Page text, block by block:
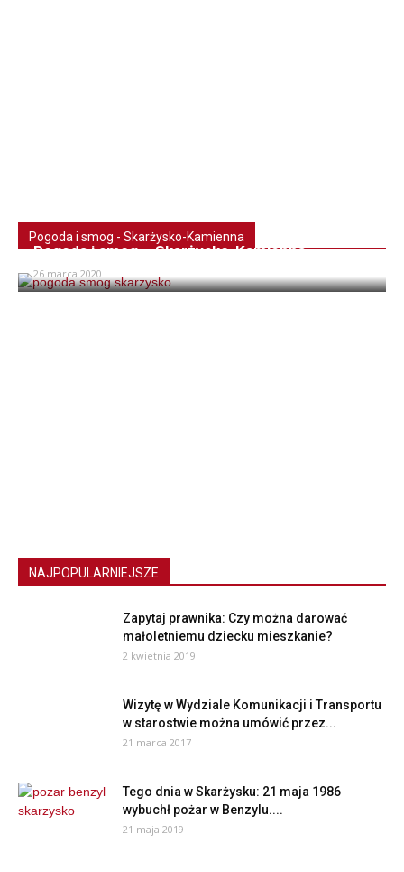
Pogoda i smog - Skarżysko-Kamienna
Pogoda i smog – Skarżysko-Kamienna
26 marca 2020
NAJPOPULARNIEJSZE
Zapytaj prawnika: Czy można darować
małoletniemu dziecku mieszkanie?
2 kwietnia 2019
Wizytę w Wydziale Komunikacji i Transportu
w starostwie można umówić przez...
21 marca 2017
Tego dnia w Skarżysku: 21 maja 1986
wybuchł pożar w Benzylu....
21 maja 2019